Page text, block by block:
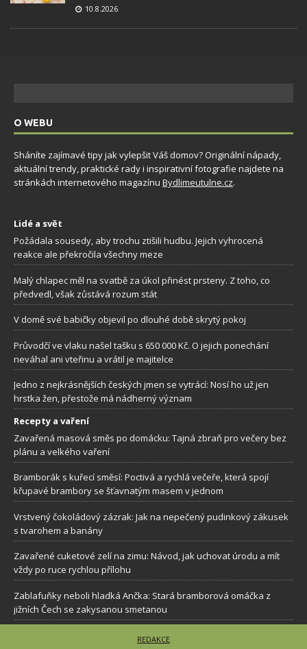
10.8.2026
O WEBU
Sháníte zajímavé tipy jak vylepšit Váš domov? Originální nápady,
aktuální trendy, praktické rady i inspirativní fotografie najdete na
stránkách internetového magazínu Bydlimeutulne.cz.
Lidé a svět
Požádala sousedy, aby trochu ztišili hudbu. Jejich vyhrocená
reakce ale překročila všechny meze
Malý chlapec měl na svatbě za úkol přinést prsteny. Z toho, co
předvedl, však zůstává rozum stát
V domě své babičky objevil po dlouhé době skrytý pokoj
Průvodčí ve vlaku našel tašku s 650 000 Kč. O jejich ponechání
neváhal ani vteřinu a vrátil je majitelce
Jedno z nejkrásnějších českých jmen se vytrácí: Nosí ho už jen
hrstka žen, přestože má nádherný význam
Recepty a vaření
Zavařená masová směs po domácku: Tajná zbraň pro večery bez
plánu a velkého vaření
Bramborák s kuřecí směsí: Poctivá a rychlá večeře, která spojí
křupavé brambory se šťavnatým masem v jednom
Vrstvený čokoládový zázrak: Jak na nepečený pudinkový zákusek
s tvarohem a banány
Zavařené cuketové zelí na zimu: Návod, jak uchovat úrodu a mít
vždy po ruce rychlou přílohu
Zablafuňky neboli hladká Ančka: Stará bramborová omáčka z
jižních Čech se zakysanou smetanou
REDAKCE